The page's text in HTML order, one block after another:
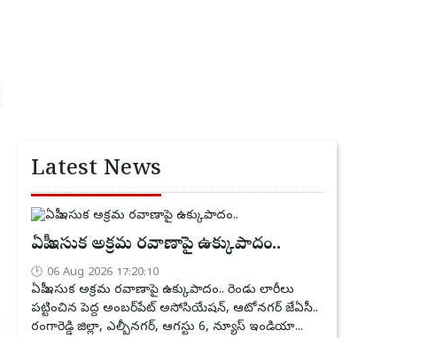
Latest News
ఏపీ ఇసుక అక్రమ రవాణాపై ఉక్కుపాదం..
06 Aug 2026 17:20:10
ఏపీ ఇసుక అక్రమ రవాణాపై ఉక్కుపాదం.. రెండు లారీలు
పట్టించిన పెద్ద అంబర్‌పేట్ అసోసియేషన్, ఆటోనగర్ జేఏసీ..
రంగారెడ్డి జిల్లా, ఎల్బీనగర్, ఆగస్టు 6, న్యూస్ ఇండియా...